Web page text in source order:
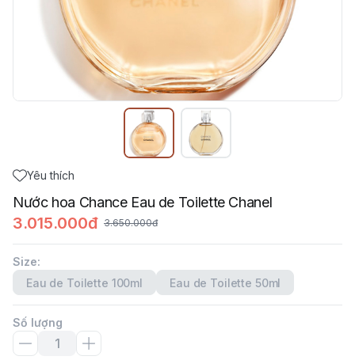
Yêu thích
Nước hoa Chance Eau de Toilette Chanel
3.015.000đ 3.650.000đ
Size:
Eau de Toilette 100ml
Eau de Toilette 50ml
Số lượng